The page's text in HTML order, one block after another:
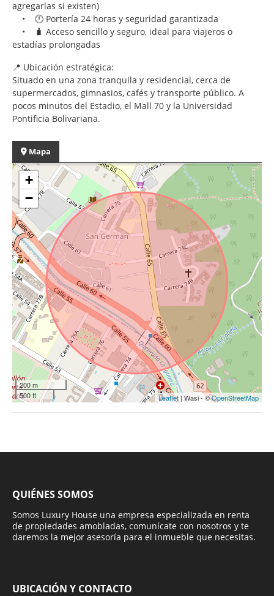
agregarlas si existen)
• 🕛 Portería 24 horas y seguridad garantizada
• 🧳 Acceso sencillo y seguro, ideal para viajeros o
estadías prolongadas
📍 Ubicación estratégica:
Situado en una zona tranquila y residencial, cerca de
supermercados, gimnasios, cafés y transporte público. A
pocos minutos del Estadio, el Mall 70 y la Universidad
Pontificia Bolivariana.
Mapa
+
−
200 m
500 ft
Leaflet| Wasi - ©OpenStreetMap
QUIÉNES SOMOS
Somos Luxury House una empresa especializada en renta
de propiedades amobladas, comunícate con nosotros y te
daremos la mejor asesoría para el inmueble que necesitas.
UBICACIÓN Y CONTACTO